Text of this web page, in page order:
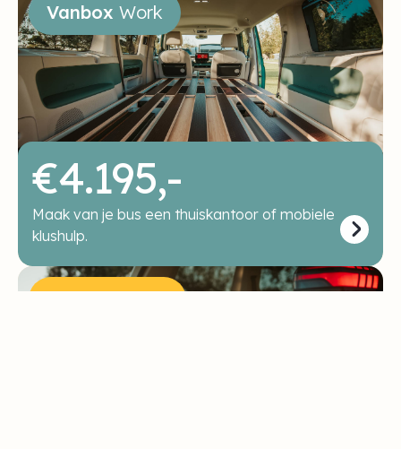
€4.195,-
Maak van je bus een thuiskantoor of mobiele
klushulp.
Vanbox Work
VanboxCamp